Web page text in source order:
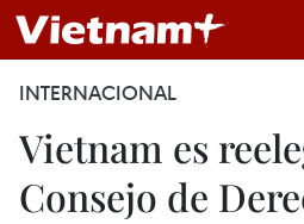
INTERNACIONAL
Vietnam es
Consejo de